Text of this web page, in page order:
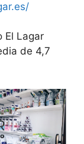
El Lagar
de 4,7